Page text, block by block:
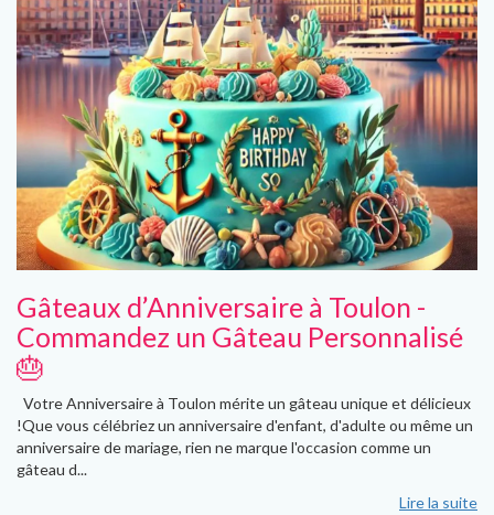
Gâteaux d’Anniversaire à Toulon -
Commandez un Gâteau Personnalisé
🎂
Votre Anniversaire à Toulon mérite un gâteau unique et délicieux
!Que vous célébriez un anniversaire d'enfant, d'adulte ou même un
anniversaire de mariage, rien ne marque l'occasion comme un
gâteau d...
Lire la suite